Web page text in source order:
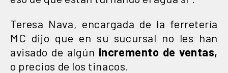
Teresa Nava, encargada de la ferretería
MC dijo que en su sucursal no les han
avisado de algún incremento de ventas,
o precios de los tinacos.